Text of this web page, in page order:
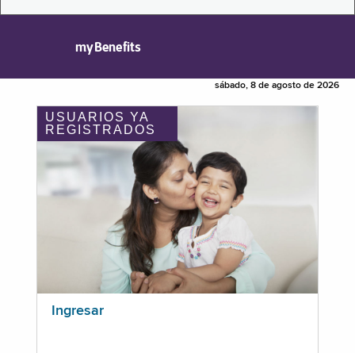
myBenefits
sábado, 8 de agosto de 2026
USUARIOS YA
REGISTRADOS
Ingresar